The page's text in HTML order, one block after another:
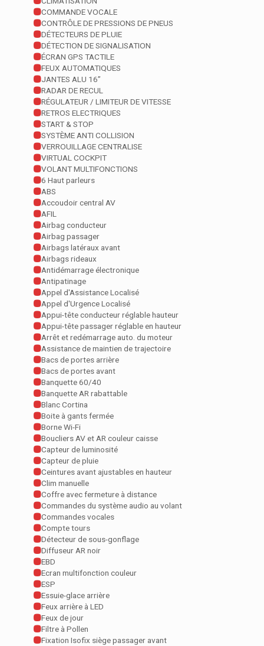
COMMANDE VOCALE
CONTRÔLE DE PRESSIONS DE PNEUS
DÉTECTEURS DE PLUIE
DÉTECTION DE SIGNALISATION
ÉCRAN GPS TACTILE
FEUX AUTOMATIQUES
JANTES ALU 16”
RADAR DE RECUL
RÉGULATEUR / LIMITEUR DE VITESSE
RETROS ELECTRIQUES
START & STOP
SYSTÈME ANTI COLLISION
VERROUILLAGE CENTRALISE
VIRTUAL COCKPIT
VOLANT MULTIFONCTIONS
6 Haut parleurs
ABS
Accoudoir central AV
AFIL
Airbag conducteur
Airbag passager
Airbags latéraux avant
Airbags rideaux
Antidémarrage électronique
Antipatinage
Appel d'Assistance Localisé
Appel d'Urgence Localisé
Appui-tête conducteur réglable hauteur
Appui-tête passager réglable en hauteur
Arrêt et redémarrage auto. du moteur
Assistance de maintien de trajectoire
Bacs de portes arrière
Bacs de portes avant
Banquette 60/40
Banquette AR rabattable
Blanc Cortina
Boite à gants fermée
Borne Wi-Fi
Boucliers AV et AR couleur caisse
Capteur de luminosité
Capteur de pluie
Ceintures avant ajustables en hauteur
Clim manuelle
Coffre avec fermeture à distance
Commandes du système audio au volant
Commandes vocales
Compte tours
Détecteur de sous-gonflage
Diffuseur AR noir
EBD
Ecran multifonction couleur
ESP
Essuie-glace arrière
Feux arrière à LED
Feux de jour
Filtre à Pollen
Fixation Isofix siège passager avant